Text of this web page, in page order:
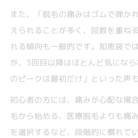
また、「脱毛の痛みはゴムで弾か
えられることが多く、回数を重ね
れる傾向も一般的です。知恵袋で
が、3回目以降はほとんど気にな
のピークは最初だけ」といった声
初心者の方には、痛みが心配な場
毛から始める、医療脱毛よりも痛
を選択するなど、段階的に慣れて